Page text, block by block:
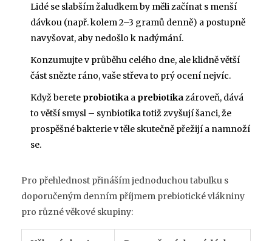
Lidé se slabším žaludkem by měli začínat s menší
dávkou (např. kolem 2–3 gramů denně) a postupně
navyšovat, aby nedošlo k nadýmání.
Konzumujte v průběhu celého dne, ale klidně větší
část snězte ráno, vaše střeva to prý ocení nejvíc.
Když berete probiotika a prebiotikazároveň, dává
to větší smysl – synbiotika totiž zvyšují šanci, že
prospěšné bakterie v těle skutečně přežijí a namnoží
se.
Pro přehlednost přináším jednoduchou tabulku s
doporučeným denním příjmem prebiotické vlákniny
pro různé věkové skupiny: